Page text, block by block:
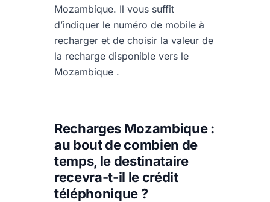
Mozambique. Il vous suffit
d’indiquer le numéro de mobile à
recharger et de choisir la valeur de
la recharge disponible vers le
Mozambique .
Recharges Mozambique :
au bout de combien de
temps, le destinataire
recevra-t-il le crédit
téléphonique ?